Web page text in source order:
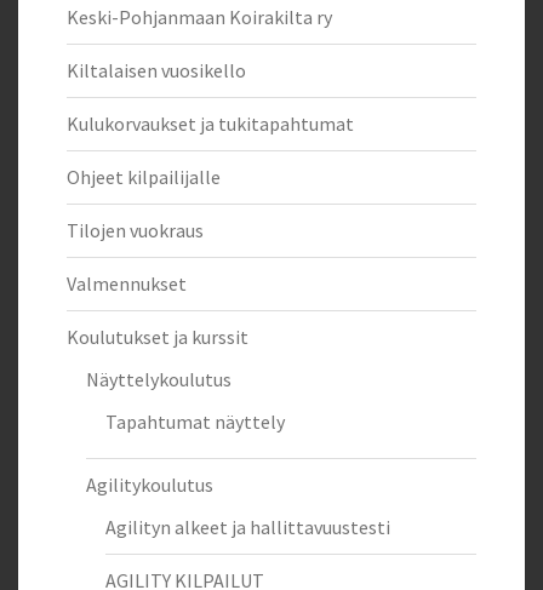
Keski-Pohjanmaan Koirakilta ry
Kiltalaisen vuosikello
Kulukorvaukset ja tukitapahtumat
Ohjeet kilpailijalle
Tilojen vuokraus
Valmennukset
Koulutukset ja kurssit
Näyttelykoulutus
Tapahtumat näyttely
Agilitykoulutus
Agilityn alkeet ja hallittavuustesti
AGILITY KILPAILUT